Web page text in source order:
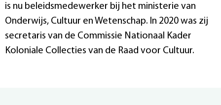
is nu beleidsmedewerker bij het ministerie van
Onderwijs, Cultuur en Wetenschap. In 2020 was zij
secretaris van de Commissie Nationaal Kader
Koloniale Collecties van de Raad voor Cultuur.